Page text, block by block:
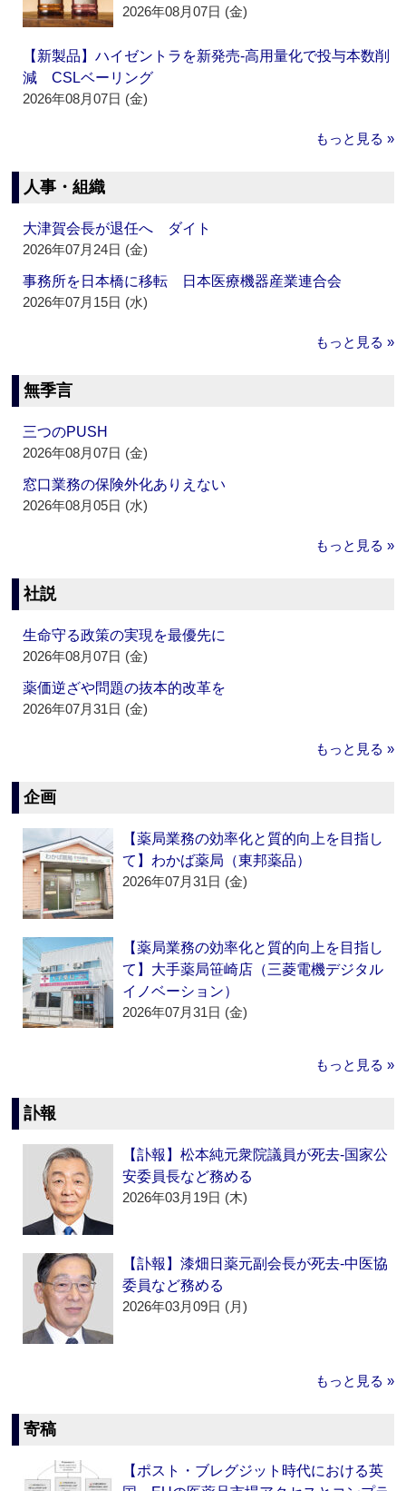
2026年08月07日 (金)
【新製品】ハイゼントラを新発売‐高用量化で投与本数削
減 CSLベーリング
2026年08月07日 (金)
もっと見る »
人事・組織
大津賀会長が退任へ ダイト
2026年07月24日 (金)
事務所を日本橋に移転 日本医療機器産業連合会
2026年07月15日 (水)
もっと見る »
無季言
三つのPUSH
2026年08月07日 (金)
窓口業務の保険外化ありえない
2026年08月05日 (水)
もっと見る »
社説
生命守る政策の実現を最優先に
2026年08月07日 (金)
薬価逆ざや問題の抜本的改革を
2026年07月31日 (金)
もっと見る »
企画
【薬局業務の効率化と質的向上を目指し
て】わかば薬局（東邦薬品）
2026年07月31日 (金)
【薬局業務の効率化と質的向上を目指し
て】大手薬局笹崎店（三菱電機デジタル
イノベーション）
2026年07月31日 (金)
もっと見る »
訃報
【訃報】松本純元衆院議員が死去‐国家公
安委員長など務める
2026年03月19日 (木)
【訃報】漆畑日薬元副会長が死去‐中医協
委員など務める
2026年03月09日 (月)
もっと見る »
寄稿
【ポスト・ブレグジット時代における英